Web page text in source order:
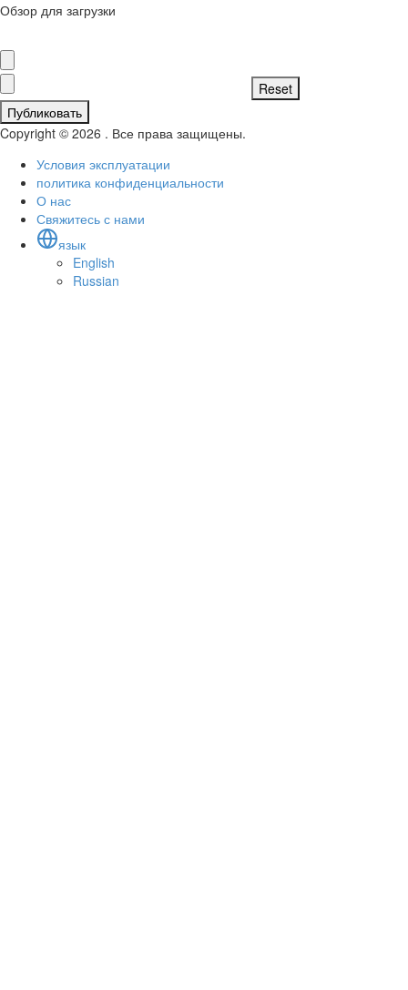
Обзор для загрузки
Публиковать
Copyright © 2026 . Все права защищены.
Условия эксплуатации
политика конфиденциальности
О нас
Свяжитесь с нами
язык
English
Russian